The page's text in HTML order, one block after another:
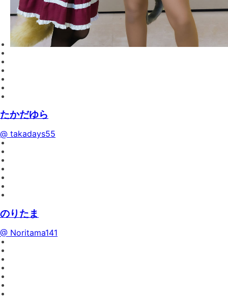
たかだゆら
@ takadays55
のりたま
@ Noritama141